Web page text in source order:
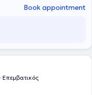
sports
in arrhythmias, atrial
Book appointment